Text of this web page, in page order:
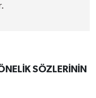
SÖZLERİNİN